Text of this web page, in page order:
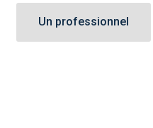
Un professionnel